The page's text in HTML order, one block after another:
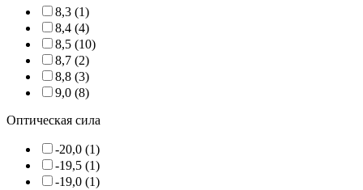
8,3 (1)
8,4 (4)
8,5 (10)
8,7 (2)
8,8 (3)
9,0 (8)
Оптическая сила
-20,0 (1)
-19,5 (1)
-19,0 (1)